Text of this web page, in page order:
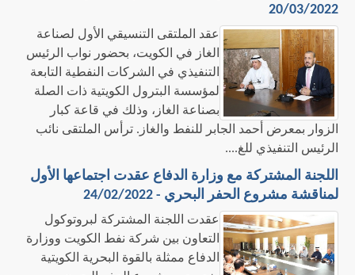
20/03/2022
عقد الملتقى التنسيقي الأول لصناعة
الغاز في الكويت، بحضور نواب الرئيس
التنفيذي في الشركات النفطية التابعة
لمؤسسة البترول الكويتية ذات الصلة
بصناعة الغاز، وذلك في قاعة كبار
الزوار بمعرض أحمد الجابر للنفط والغاز. ترأس الملتقى نائب
الرئيس التنفيذي للغ....
اللجنة المشتركة مع وزارة الدفاع عقدت اجتماعها الأول
لمناقشة مشروع الحفر البحري - 24/02/2022
​​عقدت اللجنة المشتركة لبروتوكول
التعاون بين شركة نفط الكويت ووزارة
الدفاع ممثلة بالقوة البحرية الكويتية